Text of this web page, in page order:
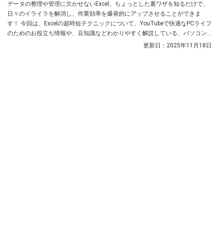
データの整理や管理に欠かせないExcel。ちょっとした裏ワザを知るだけで、
日々のイライラを解消し、作業効率を爆発的にアップさせることができま
す！ 今回は、Excelの超時短テクニックについて、YouTubeで快適なPCライフ
のためのお役立ち情報や、豆知識などわかりやすく解説している、パソコン
博士TAIKIさんが解説してくれました。気になる方は、ぜひ動画と合わせてチ
更新日： 2025年11月18日